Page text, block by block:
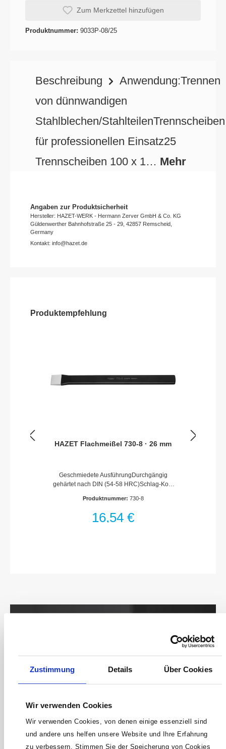
Zustimmung Details Über Cookies
Wir verwenden Cookies
Wir verwenden Cookies, von denen einige essenziell sind
und andere uns helfen unsere Website und Ihre Erfahrung
zu verbessern. Stimmen Sie der Speicherung von Cookies
Zum Merkzettel hinzufügen
Produktnummer: 9033P-08/25
Beschreibung
Anwendung:Trennen
von dünnwandigen
Stahlblechen/StahlteilenTrennscheiben
für professionellen Einsatz25
Trennscheiben 100 x 1… Mehr
Angaben zur Produktsicherheit
Hersteller: HAZET-WERK - Hermann Zerver GmbH & Co. KG
Güldenwerther Bahnhofstraße 25 - 29, 42857 Remscheid,
Germany
Kontakt: info@hazet.de
Produktempfehlung
HAZET Flachmeißel 730-8 · 26 mm
Geschmiedete AusführungDurchgängig
gehärtet nach DIN (54-58 HRC)Schlag-Kopf
HRC)Meißelschneiden
geschliffenNachschleifen ohne
NachhärtenFlachovaler SchaftOberfläche:
Produktnummer: 730-8
16,54 €
Keine Angebote
mehr verpassen!
Bleibe auf dem Laufenden mit unserem
Newsletter und erhalte Informationen zu